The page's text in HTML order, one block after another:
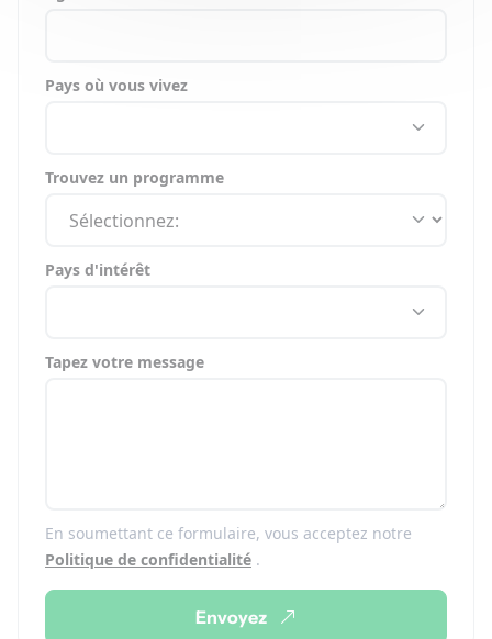
Pays où vous vivez
Trouvez un programme
Pays d'intérêt
Tapez votre message
En soumettant ce formulaire, vous acceptez notre
Politique de confidentialité .
Envoyez